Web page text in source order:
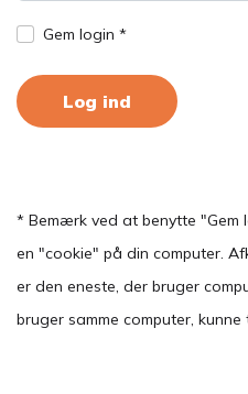
Gem login *
Log ind
* Bemærk ved at benytte "Gem
en "cookie" på din computer.
er den eneste, der bruger
bruger samme computer,